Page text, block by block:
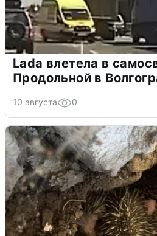
Lada влетела в
Продольной в
10 августа 0